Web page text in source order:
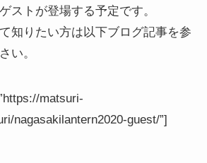
ストが登場する予定です。
知りたい方は以下ブログ記事を参
い。
matsuri-
nagasakilantern2020-guest/”]